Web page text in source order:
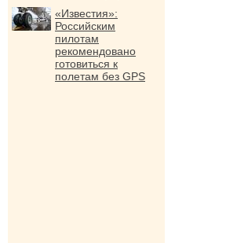
«Известия»:
Российским
пилотам
рекомендовано
готовиться к
полетам без GPS